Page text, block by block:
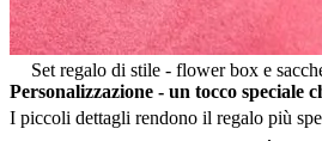
Set regalo di stile - flower box e
Personalizzazione - un tocco speciale
I piccoli dettagli rendono il regalo più